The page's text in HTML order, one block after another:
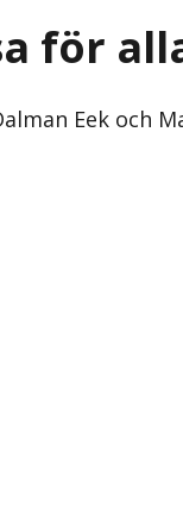
för
Eek och